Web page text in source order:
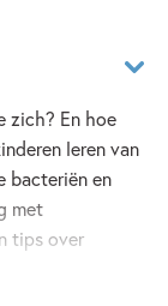
zich? En hoe
leren van
bacteriën en
met
tips over